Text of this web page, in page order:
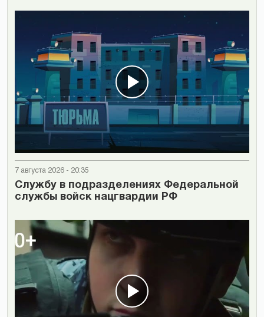
7 августа 2026 - 20:35
Cлужбу в подразделениях Федеральной
службы войск нацгвардии РФ